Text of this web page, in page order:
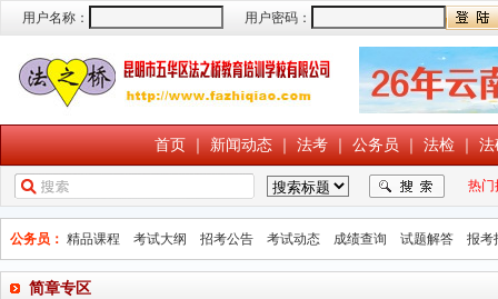
用户名称： 用户密码：
首页｜新闻动态｜法考｜公务员｜法检｜法
热
公务员： 精品课程 考试大纲 招考公告 考试动态 成绩查询 试题解答 报考
简章专区